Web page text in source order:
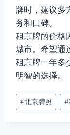
牌时，建议多
务和口碑。
租京牌的价格
城市。希望通
租京牌一年多
明智的选择。
文
章
#北京牌照 #